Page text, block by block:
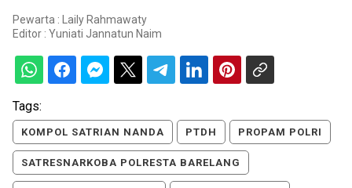
Pewarta : Laily Rahmawaty
Editor : Yuniati Jannatun Naim
Tags:
KOMPOL SATRIAN NANDA PTDH PROPAM POLRI
SATRESNARKOBA POLRESTA BARELANG